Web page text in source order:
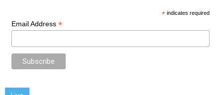
* indicates required
Email Address *